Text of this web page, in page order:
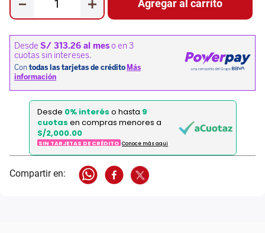
＋
－ Agregar al carrito
Desde 0% interés o hasta 9
cuotas en compras menores a
S/2,000.00
SIN TARJETAS DE CRÉDITO Conoce más aqui